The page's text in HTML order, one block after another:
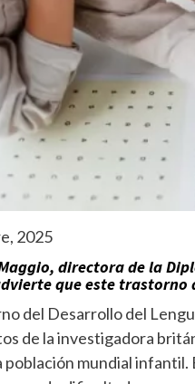
2025
directora de la
que este trastorno
del Desarrollo del
de la investigadora
población mundial infantil.